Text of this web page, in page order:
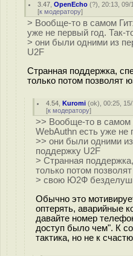
3.47 ,OpenEcho (?), 20:13, 09/
[к модератору]
> Вообще-то в самом
уже не первый год. Так-
> они были одними из
U2F
Странная поддержка,
только потом позволят
4.54 ,Kuromi (ok), 00:25,
[к модератору]
>> Вообще-то в самом
WebAuthn есть уже не
>> они были одними
поддержку U2F
> Странная
только потом
> свою Ю2Ф
Обычно это
оптерять, аварийные
давайте номер
доступ было чем". К
тактика, но не к